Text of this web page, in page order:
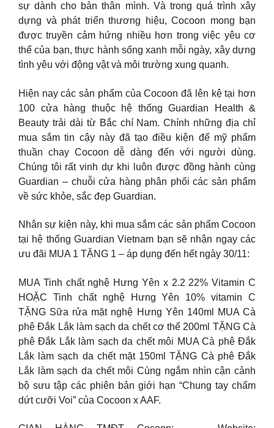
sự dành cho bản thân mình. Và trong quá trình xây
dựng và phát triển thương hiệu, Cocoon mong bạn
được truyền cảm hứng nhiều hơn trong việc yêu cơ
thể của bạn, thực hành sống xanh mỗi ngày, xây dựng
tình yêu với động vật và môi trường xung quanh.
Hiện nay các sản phẩm của Cocoon đã lên kệ tại hơn
100 cửa hàng thuộc hệ thống Guardian Health &
Beauty trải dài từ Bắc chí Nam. Chính những địa chỉ
mua sắm tin cậy này đã tạo điều kiện để mỹ phẩm
thuần chay Cocoon dễ dàng đến với người dùng.
Chúng tôi rất vinh dự khi luôn được đồng hành cùng
Guardian – chuỗi cửa hàng phân phối các sản phẩm
về sức khỏe, sắc đẹp Guardian.
Nhân sự kiện này, khi mua sắm các sản phẩm Cocoon
tại hệ thống Guardian Vietnam bạn sẽ nhận ngay các
ưu đãi MUA 1 TẶNG 1 – áp dụng đến hết ngày 30/11:
MUA Tinh chất nghệ Hưng Yên x 2.2 22% Vitamin C
HOẶC Tinh chất nghệ Hưng Yên 10% vitamin C
TẶNG Sữa rửa mặt nghệ Hưng Yên 140ml MUA Cà
phê Đắk Lắk làm sạch da chết cơ thể 200ml TẶNG Cà
phê Đắk Lắk làm sạch da chết môi MUA Cà phê Đắk
Lắk làm sạch da chết mặt 150ml TẶNG Cà phê Đắk
Lắk làm sạch da chết môi Cùng ngắm nhìn cận cảnh
bộ sưu tập các phiên bản giới hạn “Chung tay chấm
dứt cưỡi Voi” của Cocoon x AAF.